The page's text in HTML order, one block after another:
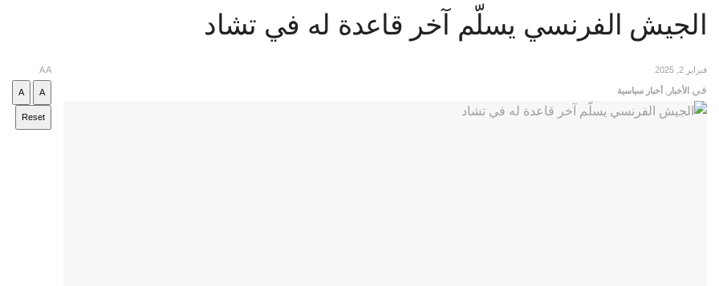
الجيش الفرنسي يسلّم آخر قاعدة له في تشاد
فبراير 2, 2025
في الأخبار أخبار سياسية
AA
A
A
Reset